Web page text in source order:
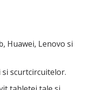
Huawei, Lenovo si
scurtcircuitelor.